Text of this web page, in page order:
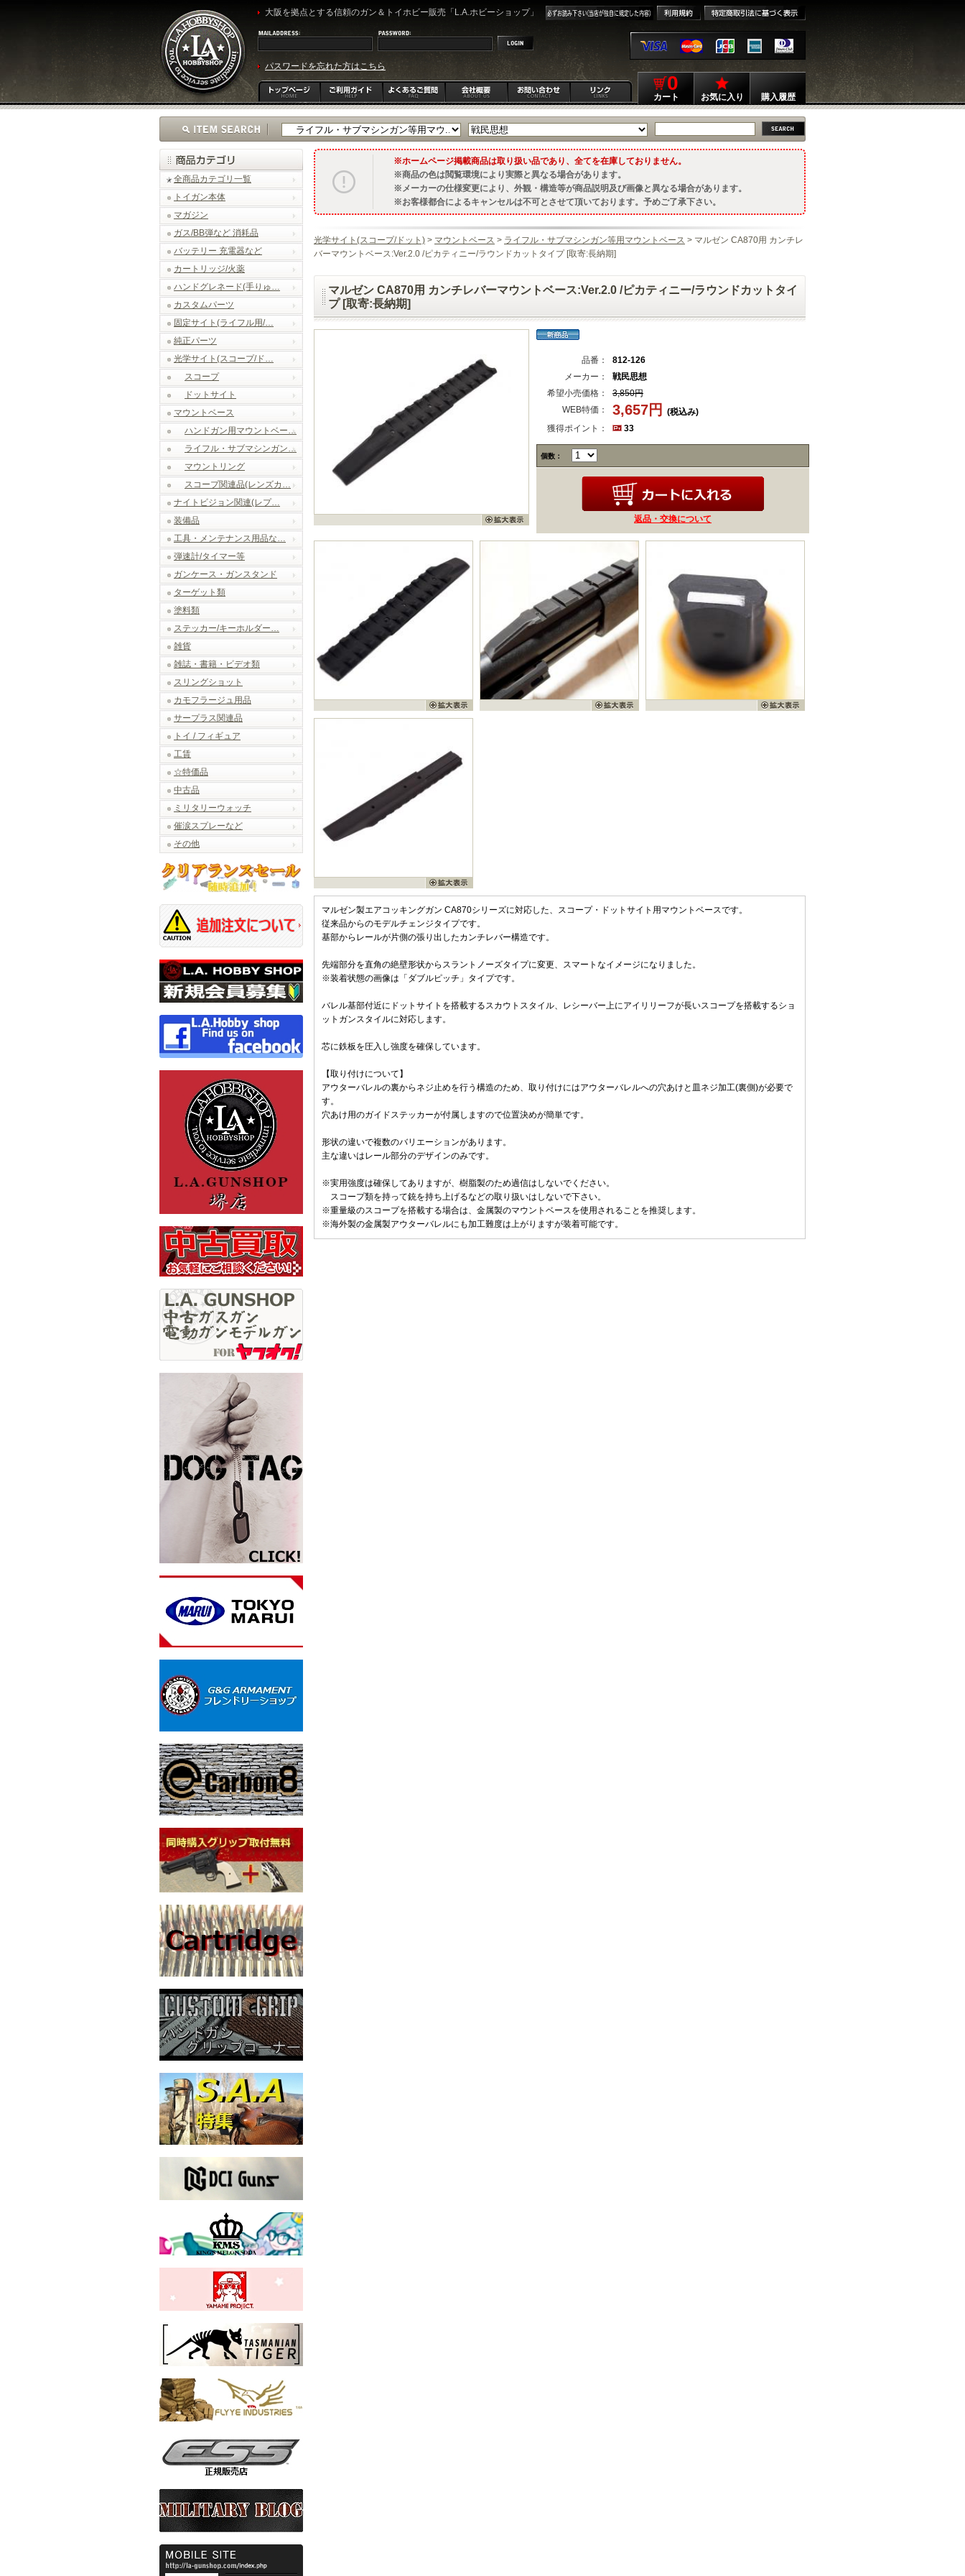
大阪を拠点とする信頼のガン＆トイホビー販売「L.A.ホビーショップ」
パスワードを忘れた方はこちら
0
カート お気に入り 購入履歴
全商品カテゴリ一覧
トイガン本体
マガジン
ガス/BB弾など 消耗品
バッテリー 充電器など
カートリッジ/火薬
ハンドグレネード(手りゅ…
カスタムパーツ
固定サイト(ライフル用/…
純正パーツ
光学サイト(スコープ/ド…
スコープ
ドットサイト
マウントベース
ハンドガン用マウントベー…
ライフル・サブマシンガン…
マウントリング
スコープ関連品(レンズカ…
ナイトビジョン関連(レプ…
装備品
工具・メンテナンス用品な…
弾速計/タイマー等
ガンケース・ガンスタンド
ターゲット類
塗料類
ステッカー/キーホルダー…
雑貨
雑誌・書籍・ビデオ類
スリングショット
カモフラージュ用品
サープラス関連品
トイ / フィギュア
工賃
☆特価品
中古品
ミリタリーウォッチ
催涙スプレーなど
その他
ホームページ掲載商品は取り扱い品であり、全てを在庫しておりません。
商品の色は閲覧環境により実際と異なる場合があります。
メーカーの仕様変更により、外観・構造等が商品説明及び画像と異なる場合があります。
お客様都合によるキャンセルは不可とさせて頂いております。予めご了承下さい。
光学サイト(スコープ/ドット) > マウントベース > ライフル・サブマシンガン等用マウントベース > マルゼン CA870用 カンチレ
バーマウントベース:Ver.2.0 /ピカティニー/ラウンドカットタイプ [取寄:長納期]
マルゼン CA870用 カンチレバーマウントベース:Ver.2.0 /ピカティニー/ラウンドカットタイ
プ [取寄:長納期]
品番：
812-126
メーカー：
戦民思想
希望小売価格：
3,850円
WEB特価：
3,657円
(税込み)
獲得ポイント：
33
個数：
返品・交換について
マルゼン製エアコッキングガン CA870シリーズに対応した、スコープ・ドットサイト用マウントベースです。
従来品からのモデルチェンジタイプです。
基部からレールが片側の張り出したカンチレバー構造です。
先端部分を直角の絶壁形状からスラントノーズタイプに変更、スマートなイメージになりました。
※装着状態の画像は「ダブルピッチ」タイプです。
バレル基部付近にドットサイトを搭載するスカウトスタイル、レシーバー上にアイリリーフが長いスコープを搭載するショ
ットガンスタイルに対応します。
芯に鉄板を圧入し強度を確保しています。
【取り付けについて】
アウターバレルの裏からネジ止めを行う構造のため、取り付けにはアウターバレルへの穴あけと皿ネジ加工(裏側)が必要で
す。
穴あけ用のガイドステッカーが付属しますので位置決めが簡単です。
形状の違いで複数のバリエーションがあります。
主な違いはレール部分のデザインのみです。
※実用強度は確保してありますが、樹脂製のため過信はしないでください。
スコープ類を持って銃を持ち上げるなどの取り扱いはしないで下さい。
※重量級のスコープを搭載する場合は、金属製のマウントベースを使用されることを推奨します。
※海外製の金属製アウターバレルにも加工難度は上がりますが装着可能です。